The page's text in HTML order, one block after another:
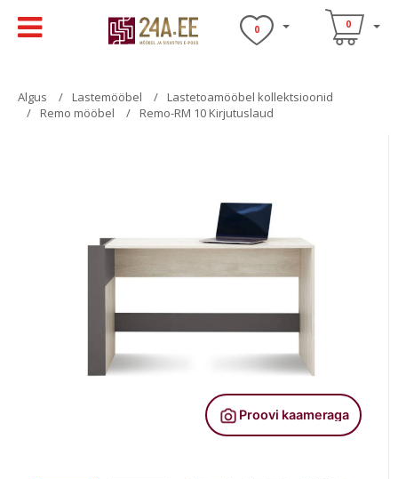
0 0
Algus Lastemööbel
Lastetoamööbel kollektsioonid
Remo mööbel
Remo-RM 10 Kirjutuslaud